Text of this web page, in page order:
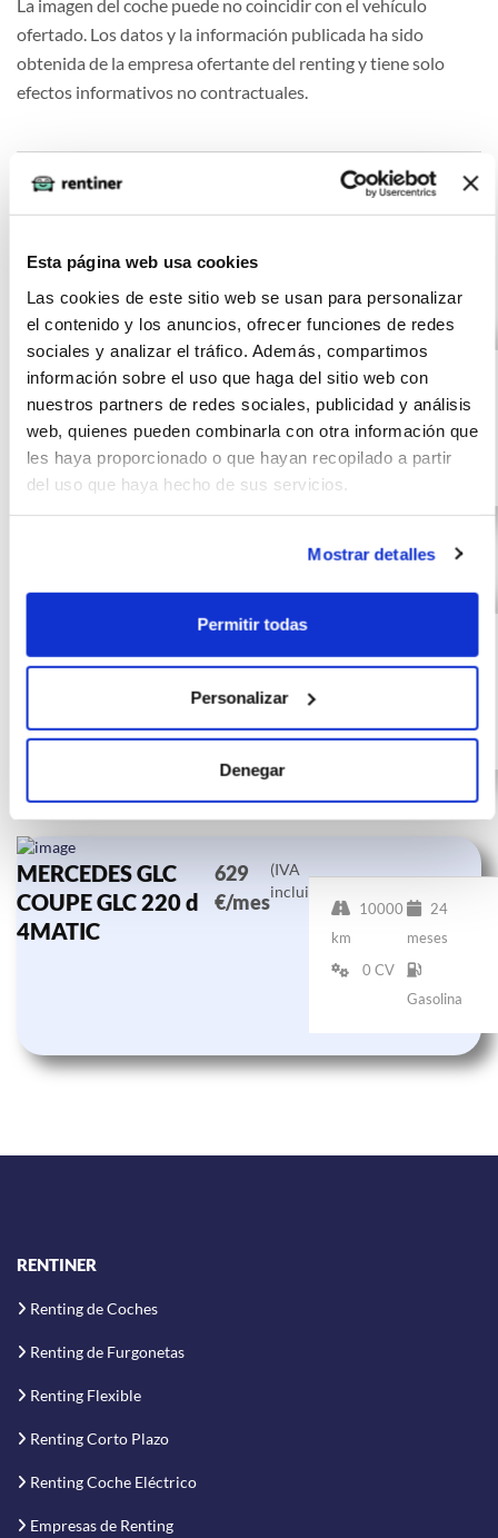
Esta página web usa cookies
Las cookies de este sitio web se usan para personalizar
el contenido y los anuncios, ofrecer funciones de redes
sociales y analizar el tráfico. Además, compartimos
información sobre el uso que haga del sitio web con
nuestros partners de redes sociales, publicidad y análisis
web, quienes pueden combinarla con otra información que
les haya proporcionado o que hayan recopilado a partir
del uso que haya hecho de sus servicios.
Mostrar detalles
Permitir todas
Personalizar
Denegar
La imagen del coche puede no coincidir con el vehículo
ofertado. Los datos y la información publicada ha sido
obtenida de la empresa ofertante del renting y tiene solo
efectos informativos no contractuales.
COUPE
MERCEDES GLC
COUPE GLC 300 de
4MATIC
755
€/mes
(IVA
incluido)
10000
km
meses
0 CV
Gasolina
COUPE GLC 300 d
4MATIC
€/mesincluido)
km
meses
Gasolina
MERCEDES GLC
COUPE GLC 220 d
4MATIC
629
€/mes
(IVA
incluido)
10000
km
24
meses
0 CV
Gasolina
RENTINER
Renting de Coches
Renting de Furgonetas
Renting Flexible
Renting Corto Plazo
Renting Coche Eléctrico
Empresas de Renting